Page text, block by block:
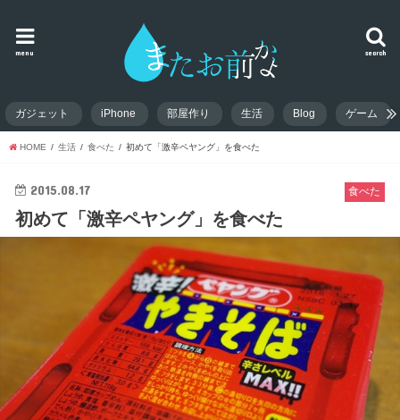
search
menu
ガジェット iPhone 部屋作り 生活 Blog ゲーム
HOME 生活 食べた 初めて「激辛ペヤング」を食べた
食べた
2015.08.17
初めて「激辛ペヤング」を食べた